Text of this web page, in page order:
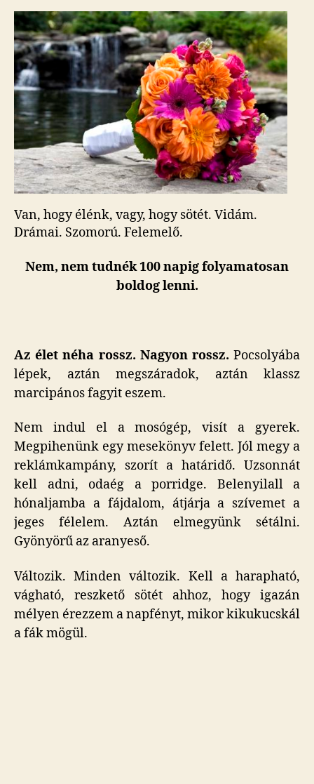
Van, hogy élénk, vagy, hogy sötét. Vidám.
Drámai. Szomorú. Felemelő.
Nem, nem tudnék 100 napig folyamatosan
boldog lenni.
Az élet néha rossz. Nagyon rossz. Pocsolyába
lépek, aztán megszáradok, aztán klassz
marcipános fagyit eszem.
Nem indul el a mosógép, visít a gyerek.
Megpihenünk egy mesekönyv felett. Jól megy a
reklámkampány, szorít a határidő. Uzsonnát
kell adni, odaég a porridge. Belenyilall a
hónaljamba a fájdalom, átjárja a szívemet a
jeges félelem. Aztán elmegyünk sétálni.
Gyönyörű az aranyeső.
Változik. Minden változik. Kell a harapható,
vágható, reszkető sötét ahhoz, hogy igazán
mélyen érezzem a napfényt, mikor kikukucskál
a fák mögül.